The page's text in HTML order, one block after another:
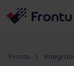
Frontu